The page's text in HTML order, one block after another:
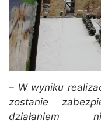
– W wyniku
zostanie
działaniem